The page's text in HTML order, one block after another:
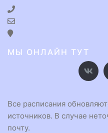
МЫ ОНЛАЙН ТУТ
Все расписания
источников. В случае
почту.